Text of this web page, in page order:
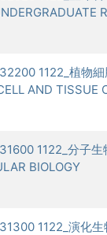
1122_植物
AND TISSUE
1122_分子生
BIOLOGY
1122_演化